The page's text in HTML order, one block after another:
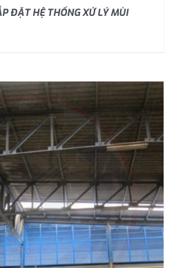
ĐẶT HỆ THỐNG XỬ LÝ MÙI